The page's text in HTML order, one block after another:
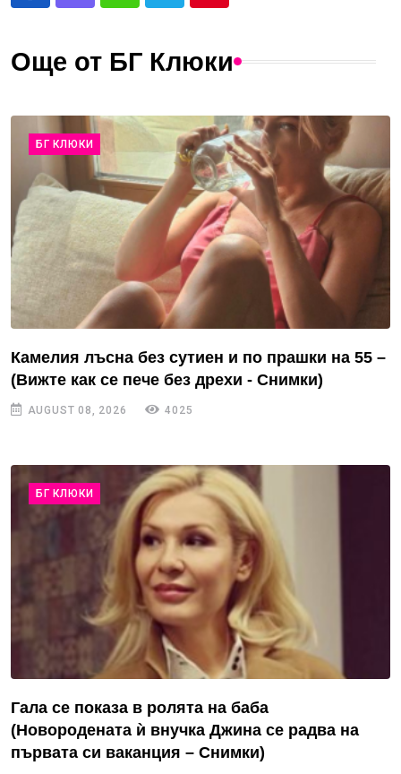
Още от БГ Клюки
БГ КЛЮКИ
Камелия лъсна без сутиен и по прашки на 55 –
(Вижте как се пече без дрехи - Снимки)
AUGUST 08, 2026 4025
БГ КЛЮКИ
Гала се показа в ролята на баба
(Новородената ѝ внучка Джина се радва на
първата си ваканция – Снимки)